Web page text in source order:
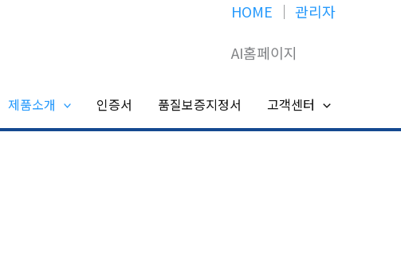
HOME │ 관리자
AI홈페이지
제품소개 인증서 품질보증지정서 고객센터